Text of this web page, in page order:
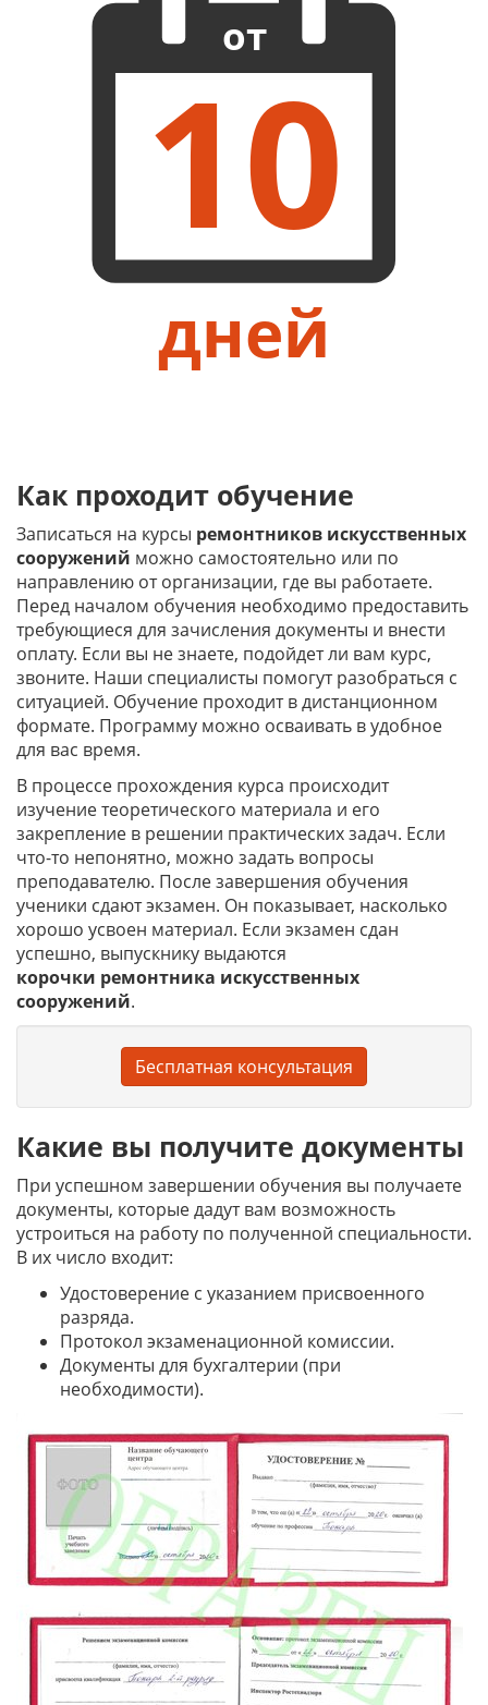
от
10
дней
Как проходит обучение
Записаться на курсы ремонтников искусственных
сооружений можно самостоятельно или по
направлению от организации, где вы работаете.
Перед началом обучения необходимо предоставить
требующиеся для зачисления документы и внести
оплату. Если вы не знаете, подойдет ли вам курс,
звоните. Наши специалисты помогут разобраться с
ситуацией. Обучение проходит в дистанционном
формате. Программу можно осваивать в удобное
для вас время.
В процессе прохождения курса происходит
изучение теоретического материала и его
закрепление в решении практических задач. Если
что-то непонятно, можно задать вопросы
преподавателю. После завершения обучения
ученики сдают экзамен. Он показывает, насколько
хорошо усвоен материал. Если экзамен сдан
успешно, выпускнику выдаются
корочки ремонтника искусственных
сооружений.
Бесплатная консультация
Какие вы получите документы
При успешном завершении обучения вы получаете
документы, которые дадут вам возможность
устроиться на работу по полученной специальности.
В их число входит:
Удостоверение с указанием присвоенного
разряда.
Протокол экзаменационной комиссии.
Документы для бухгалтерии (при
необходимости).